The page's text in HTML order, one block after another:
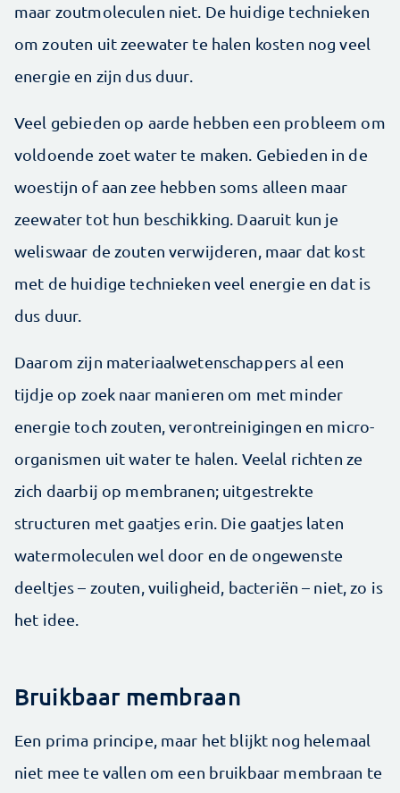
maar zoutmoleculen niet. De huidige technieken
om zouten uit zeewater te halen kosten nog veel
energie en zijn dus duur.
Veel gebieden op aarde hebben een probleem om
voldoende zoet water te maken. Gebieden in de
woestijn of aan zee hebben soms alleen maar
zeewater tot hun beschikking. Daaruit kun je
weliswaar de zouten verwijderen, maar dat kost
met de huidige technieken veel energie en dat is
dus duur.
Daarom zijn materiaalwetenschappers al een
tijdje op zoek naar manieren om met minder
energie toch zouten, verontreinigingen en micro-
organismen uit water te halen. Veelal richten ze
zich daarbij op membranen; uitgestrekte
structuren met gaatjes erin. Die gaatjes laten
watermoleculen wel door en de ongewenste
deeltjes – zouten, vuiligheid, bacteriën – niet, zo is
het idee.
Bruikbaar membraan
Een prima principe, maar het blijkt nog helemaal
niet mee te vallen om een bruikbaar membraan te